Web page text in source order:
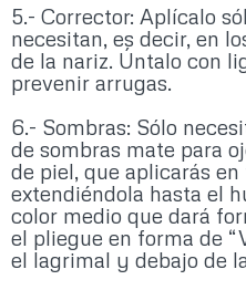
5.- Corrector: Aplícalo
necesitan, es decir, en
de la nariz. Úntalo con
prevenir arrugas.
6.- Sombras: Sólo
de sombras mate para
de piel, que aplicarás
extendiéndola hasta el
color medio que dará
el pliegue en forma de
el lagrimal y debajo de